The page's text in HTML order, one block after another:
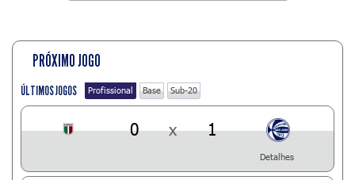
PRÓXIMO JOGO
ÚLTIMOS JOGOS Profissional Base Sub-20
0 x 1
Detalhes